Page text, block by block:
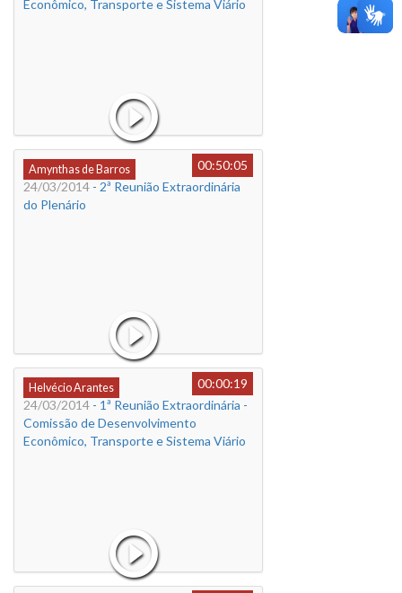
Econômico, Transporte e Sistema Viário
Amynthas de Barros
00:50:05
24/03/2014 - 2ª Reunião Extraordinária
do Plenário
Helvécio Arantes
00:00:19
24/03/2014 - 1ª Reunião Extraordinária -
Comissão de Desenvolvimento
Econômico, Transporte e Sistema Viário